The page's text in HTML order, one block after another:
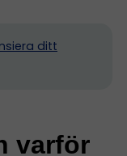
ditt
varför